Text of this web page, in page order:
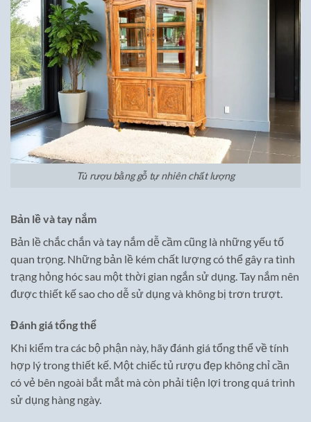
Tủ rượu bằng gỗ tự nhiên chất lượng
Bản lề và tay nắm
Bản lề chắc chắn và tay nắm dễ cầm cũng là những yếu tố
quan trọng. Những bản lề kém chất lượng có thể gây ra tình
trạng hỏng hóc sau một thời gian ngắn sử dụng. Tay nắm nên
được thiết kế sao cho dễ sử dụng và không bị trơn trượt.
Đánh giá tổng thể
Khi kiểm tra các bộ phận này, hãy đánh giá tổng thể về tính
hợp lý trong thiết kế. Một chiếc tủ rượu đẹp không chỉ cần
có vẻ bên ngoài bắt mắt mà còn phải tiện lợi trong quá trình
sử dụng hàng ngày.